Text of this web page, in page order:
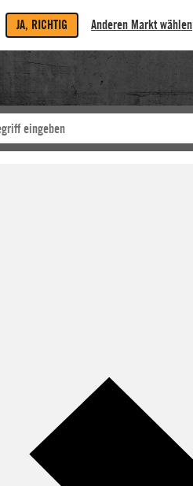
JA, RICHTIG Anderen Markt wählen